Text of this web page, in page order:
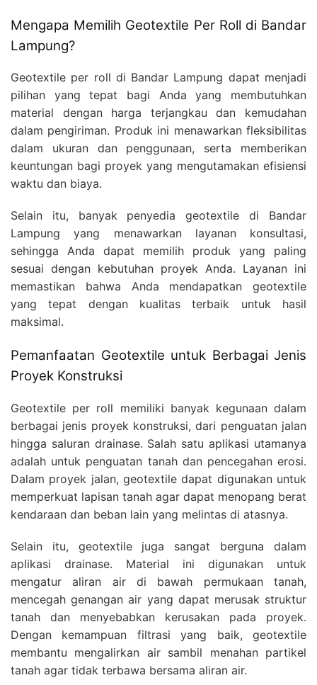
Mengapa Memilih Geotextile Per Roll di Bandar
Lampung?
Geotextile per roll di Bandar Lampung dapat menjadi
pilihan yang tepat bagi Anda yang membutuhkan
material dengan harga terjangkau dan kemudahan
dalam pengiriman. Produk ini menawarkan fleksibilitas
dalam ukuran dan penggunaan, serta memberikan
keuntungan bagi proyek yang mengutamakan efisiensi
waktu dan biaya.
Selain itu, banyak penyedia geotextile di Bandar
Lampung yang menawarkan layanan konsultasi,
sehingga Anda dapat memilih produk yang paling
sesuai dengan kebutuhan proyek Anda. Layanan ini
memastikan bahwa Anda mendapatkan geotextile
yang tepat dengan kualitas terbaik untuk hasil
maksimal.
Pemanfaatan Geotextile untuk Berbagai Jenis
Proyek Konstruksi
Geotextile per roll memiliki banyak kegunaan dalam
berbagai jenis proyek konstruksi, dari penguatan jalan
hingga saluran drainase. Salah satu aplikasi utamanya
adalah untuk penguatan tanah dan pencegahan erosi.
Dalam proyek jalan, geotextile dapat digunakan untuk
memperkuat lapisan tanah agar dapat menopang berat
kendaraan dan beban lain yang melintas di atasnya.
Selain itu, geotextile juga sangat berguna dalam
aplikasi drainase. Material ini digunakan untuk
mengatur aliran air di bawah permukaan tanah,
mencegah genangan air yang dapat merusak struktur
tanah dan menyebabkan kerusakan pada proyek.
Dengan kemampuan filtrasi yang baik, geotextile
membantu mengalirkan air sambil menahan partikel
tanah agar tidak terbawa bersama aliran air.